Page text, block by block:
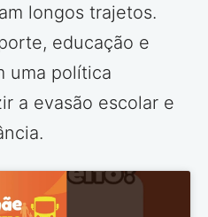
longos trajetos.
educação e
uma política
a evasão escolar e